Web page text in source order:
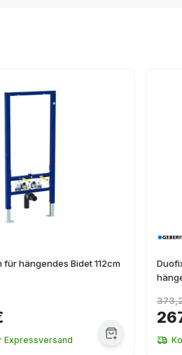
für hängendes Bidet 112cm
Expressversand